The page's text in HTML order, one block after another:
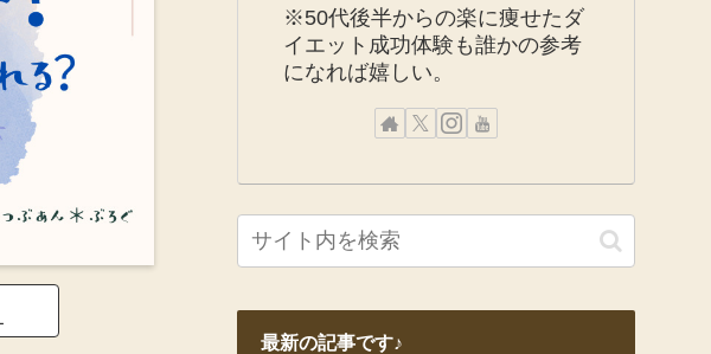
※50代後半からの楽に痩せたダ
イエット成功体験も誰かの参考
になれば嬉しい。
最新の記事です♪